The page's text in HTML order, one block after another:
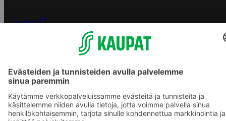
S-ryhmä
Yhteishyvä Ruoka -sovellus
Sokos.fi
Yhteishyvä
Sokos Hotels